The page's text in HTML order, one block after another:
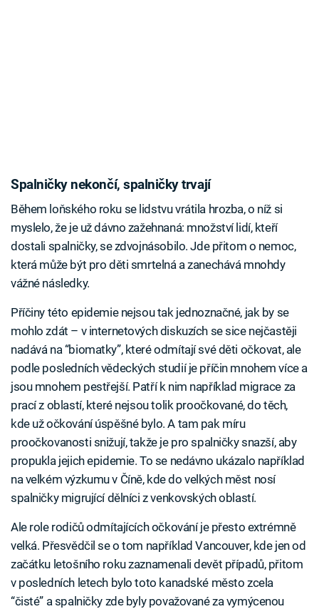
Spalničky nekončí, spalničky trvají
Během loňského roku se lidstvu vrátila hrozba, o níž si
myslelo, že je už dávno zažehnaná: množství lidí, kteří
dostali spalničky, se zdvojnásobilo. Jde přitom o nemoc,
která může být pro děti smrtelná a zanechává mnohdy
vážné následky.
Příčiny této epidemie nejsou tak jednoznačné, jak by se
mohlo zdát – v internetových diskuzích se sice nejčastěji
nadává na “biomatky”, které odmítají své děti očkovat, ale
podle posledních vědeckých studií je příčin mnohem více a
jsou mnohem pestřejší. Patří k nim například migrace za
prací z oblastí, které nejsou tolik proočkované, do těch,
kde už očkování úspěšné bylo. A tam pak míru
proočkovanosti snižují, takže je pro spalničky snazší, aby
propukla jejich epidemie. To se nedávno ukázalo například
na velkém výzkumu v Číně, kde do velkých měst nosí
spalničky migrující dělníci z venkovských oblastí.
Ale role rodičů odmítajících očkování je přesto extrémně
velká. Přesvědčil se o tom například Vancouver, kde jen od
začátku letošního roku zaznamenali devět případů, přitom
v posledních letech bylo toto kanadské město zcela
“čisté” a spalničky zde byly považované za vymýcenou